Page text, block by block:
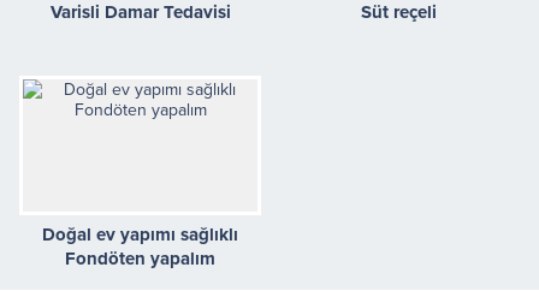
Varisli Damar Tedavisi Süt reçeli
Doğal ev yapımı sağlıklı
Fondöten yapalım